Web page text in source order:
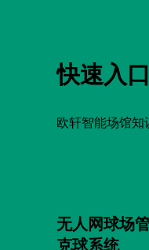
快速入口
欧轩智能场馆知
无人网球场
克球系统